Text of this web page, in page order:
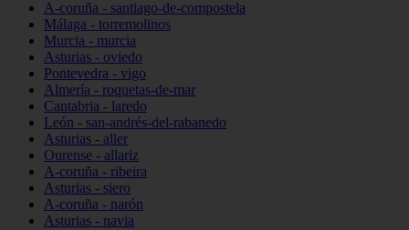
A-coruña - santiago-de-compostela
Málaga - torremolinos
Murcia - murcia
Asturias - oviedo
Pontevedra - vigo
Almería - roquetas-de-mar
Cantabria - laredo
León - san-andrés-del-rabanedo
Asturias - aller
Ourense - allariz
A-coruña - ribeira
Asturias - siero
A-coruña - narón
Asturias - navia